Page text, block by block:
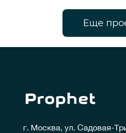
Еще
г. Москва, ул. Садовая-